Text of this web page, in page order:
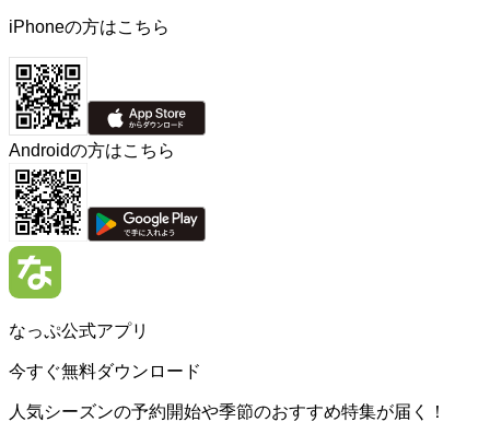
iPhoneの方はこちら
Androidの方はこちら
なっぷ公式アプリ
今すぐ無料ダウンロード
人気シーズンの予約開始や季節のおすすめ特集が届く！